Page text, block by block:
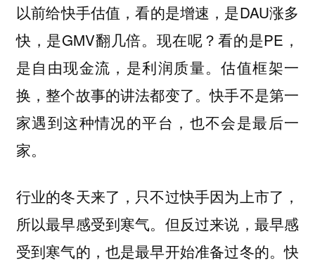
以前给快手估值，看的是增速，是DAU涨多
快，是GMV翻几倍。现在呢？看的是PE，
是自由现金流，是利润质量。估值框架一
换，整个故事的讲法都变了。快手不是第一
家遇到这种情况的平台，也不会是最后一
家。
行业的冬天来了，只不过快手因为上市了，
所以最早感受到寒气。但反过来说，最早感
受到寒气的，也是最早开始准备过冬的。快